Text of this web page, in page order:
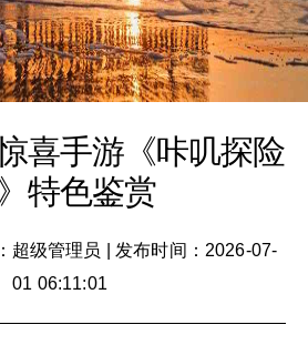
喜手游《咔叽探险
特色鉴赏
超级管理员
发布时间：2026-07-
01 06:11:01